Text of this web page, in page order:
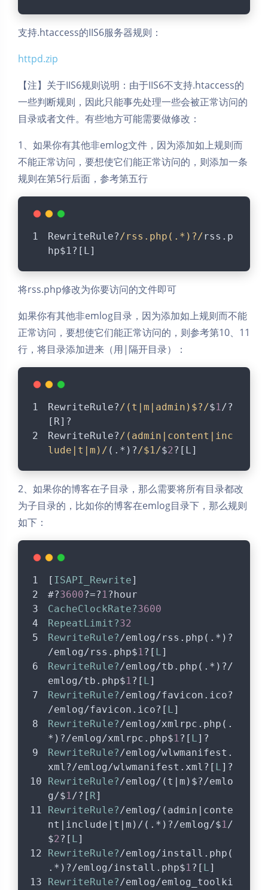
支持.htaccess的IIS6服务器规则：
httpd.zip
【注】关于IIS6规则说明：由于IIS6不支持.htaccess的
一些判断规则，因此只能事先处理一些会被正常访问的
目录或者文件。有些地方可能需要做修改：
1、如果你有其他非emlog文件，因为添加如上规则而
不能正常访问，要想使它们能正常访问的，则添加一条
规则在第5行后面，参考第五行
RewriteRule?/rss.php(.*)?/rss.p
hp$1?[L]
将rss.php修改为你要访问的文件即可
如果你有其他非emlog目录，因为添加如上规则而不能
正常访问，要想使它们能正常访问的，则参考第10、11
行，将目录添加进来（用|隔开目录）：
RewriteRule?/(t|m|admin)$?/$1/?
[R]?
RewriteRule?/(admin|content|inc
lude|t|m)/ (.*)?/$1/$2?[L]
2、如果你的博客在子目录，那么需要将所有目录都改
为子目录的，比如你的博客在emlog目录下，那么规则
如下：
[ ISAPI_Rewrite]
#?3600?=? 1?hour
CacheClockRate?3600
RepeatLimit?32
RewriteRule?/emlog/rss.php(.*)?
/emlog/rss.php$1?[ L]
RewriteRule?/emlog/tb.php(.*)?/
emlog/tb.php$1?[ L]
RewriteRule?/emlog/favicon.ico?
/emlog/favicon.ico?[ L]
RewriteRule?/emlog/xmlrpc.php(.
*)?/emlog/xmlrpc.php$1?[ L]?
RewriteRule?/emlog/wlwmanifest.
xml?/emlog/wlwmanifest.xml?[ L]?
RewriteRule?/emlog/(t|m)$?/emlo
g/$1/?[ R]
RewriteRule?/emlog/(admin|conte
nt|include|t|m)/(.*)?/emlog/$1/
$2?[ L]
RewriteRule?/emlog/install.php(
.*)?/emlog/install.php$1?[ L]
RewriteRule?/emlog/emlog_toolki